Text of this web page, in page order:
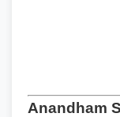
Anandham